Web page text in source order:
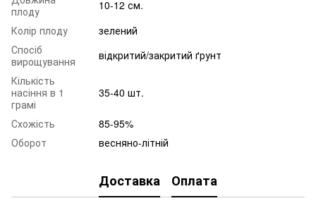
плоду
10-12 см.
Колір плоду
зелений
Спосіб
вирощування
відкритий/закритий ґрунт
Кількість
насіння в 1
грамі
35-40 шт.
Схожість
85-95%
Оборот
весняно-літній
Доставка Оплата